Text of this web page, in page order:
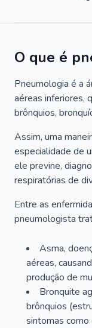
O que é
Pneumologia é a
aéreas inferiores,
brônquios,
Assim, uma
especialidade de
ele previne,
respiratórias de
Entre as
pneumologista
Asma,
aéreas,
produção de
Bronquite
brônquios
sintomas como